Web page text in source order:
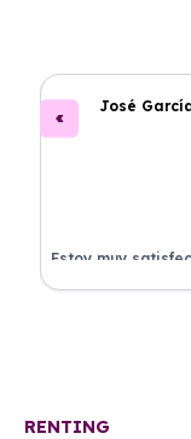
José
Estoy muy
Renting. El coche
RENTING